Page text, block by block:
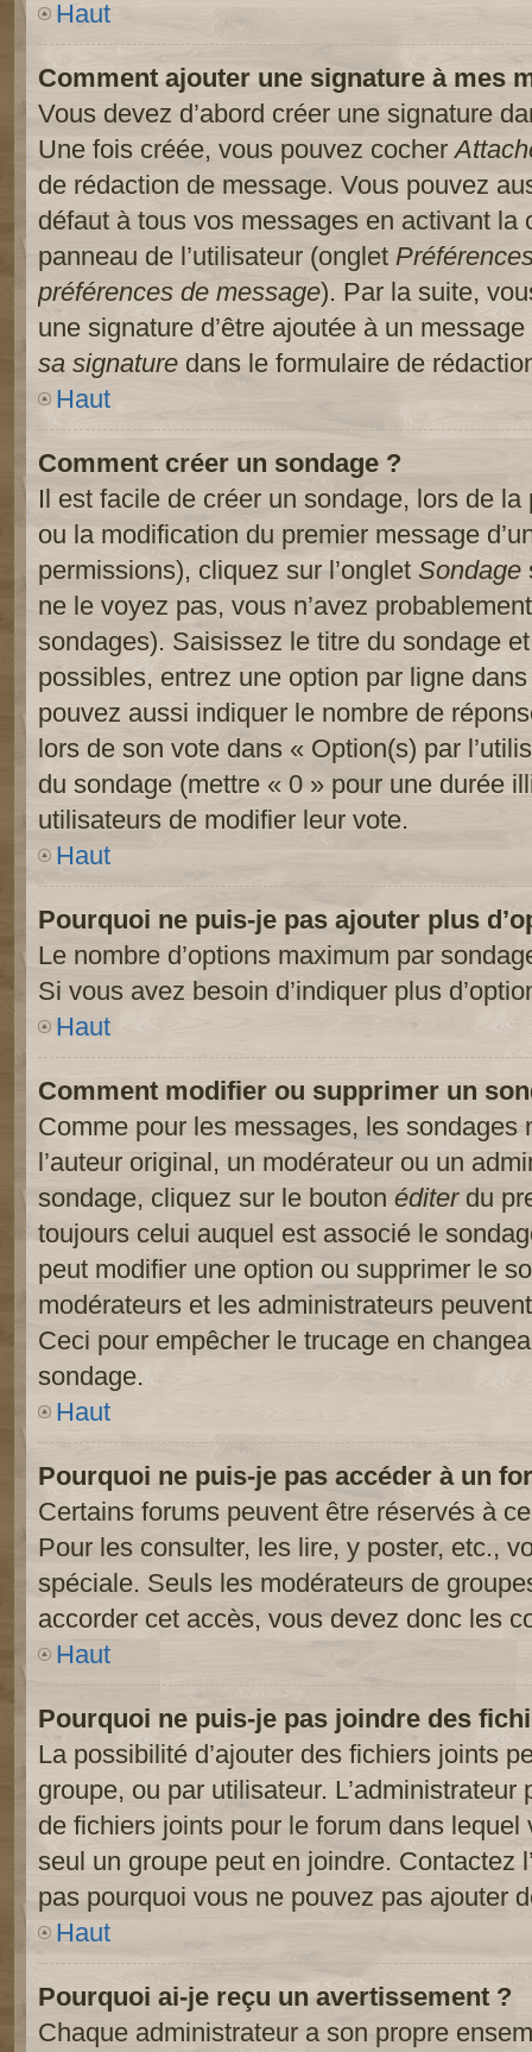
Haut
Comment ajouter une signature à mes
Vous devez d’abord créer une signature
Une fois créée, vous pouvez cocher
de rédaction de message. Vous pouvez
défaut à tous vos messages en activant la
panneau de l’utilisateur (onglet
préférences de message). Par la suite,
une signature d’être ajoutée à un
sa signature dans le formulaire de
Haut
Comment créer un sondage ?
Il est facile de créer un sondage, lors de la
ou la modification du premier message
permissions), cliquez sur l’onglet Sondage
ne le voyez pas, vous n’avez
sondages). Saisissez le titre du sondage
possibles, entrez une option par ligne
pouvez aussi indiquer le nombre de
lors de son vote dans « Option(s) par
du sondage (mettre « 0 » pour une durée
utilisateurs de modifier leur vote.
Haut
Pourquoi ne puis-je pas ajouter plus
Le nombre d’options maximum par
Si vous avez besoin d’indiquer plus
Haut
Comment modifier ou supprimer un
Comme pour les messages, les sondages
l’auteur original, un modérateur ou un
sondage, cliquez sur le bouton éditerdu
toujours celui auquel est associé le
peut modifier une option ou supprimer le
modérateurs et les administrateurs
Ceci pour empêcher le trucage en
sondage.
Haut
Pourquoi ne puis-je pas accéder à un
Certains forums peuvent être réservés à
Pour les consulter, les lire, y poster, etc.,
spéciale. Seuls les modérateurs de
accorder cet accès, vous devez donc les
Haut
Pourquoi ne puis-je pas joindre des
La possibilité d’ajouter des fichiers joints
groupe, ou par utilisateur. L’administrateur
de fichiers joints pour le forum dans
seul un groupe peut en joindre. Contactez
pas pourquoi vous ne pouvez pas ajouter
Haut
Pourquoi ai-je reçu un avertissement ?
Chaque administrateur a son propre